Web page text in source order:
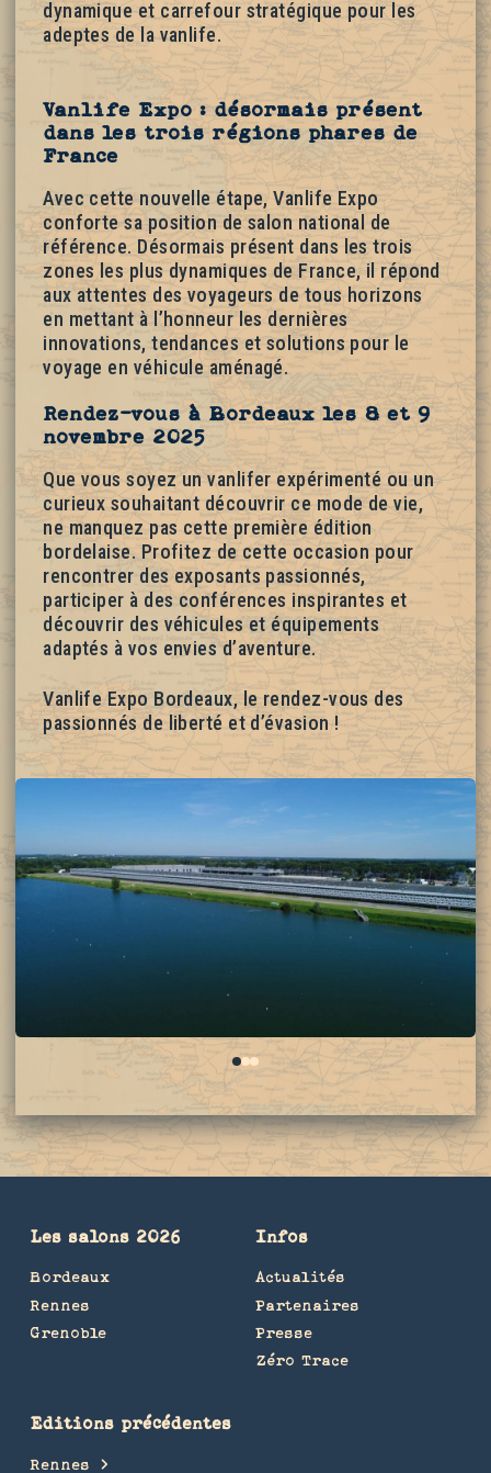
dynamique et carrefour stratégique pour les
adeptes de la vanlife.
Vanlife Expo : désormais présent
dans les trois régions phares de
France
Avec cette nouvelle étape, Vanlife Expo
conforte sa position de salon national de
référence. Désormais présent dans les trois
zones les plus dynamiques de France, il répond
aux attentes des voyageurs de tous horizons
en mettant à l’honneur les dernières
innovations, tendances et solutions pour le
voyage en véhicule aménagé.
Rendez-vous à Bordeaux les 8 et 9
novembre 2025
Que vous soyez un vanlifer expérimenté ou un
curieux souhaitant découvrir ce mode de vie,
ne manquez pas cette première édition
bordelaise. Profitez de cette occasion pour
rencontrer des exposants passionnés,
participer à des conférences inspirantes et
découvrir des véhicules et équipements
adaptés à vos envies d’aventure.
Vanlife Expo Bordeaux, le rendez-vous des
passionnés de liberté et d’évasion !
012
Les salons 2026
Bordeaux
Rennes
Grenoble
Infos
Actualités
Partenaires
Presse
Zéro Trace
Editions précédentes
Rennes